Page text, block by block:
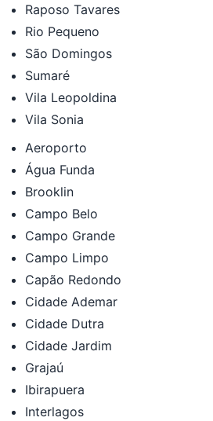
Raposo Tavares
Rio Pequeno
São Domingos
Sumaré
Vila Leopoldina
Vila Sonia
Aeroporto
Água Funda
Brooklin
Campo Belo
Campo Grande
Campo Limpo
Capão Redondo
Cidade Ademar
Cidade Dutra
Cidade Jardim
Grajaú
Ibirapuera
Interlagos